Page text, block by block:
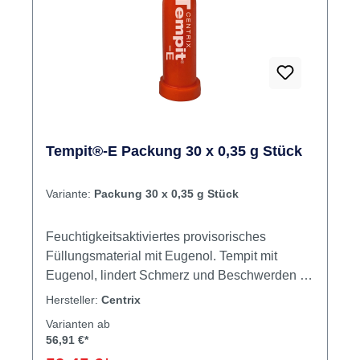
Tempit®-E Packung 30 x 0,35 g Stück
Variante: Packung 30 x 0,35 g Stück
Feuchtigkeitsaktiviertes provisorisches
Füllungsmaterial mit Eugenol. Tempit mit
Eugenol, lindert Schmerz und Beschwerden in
Milch- und bleibenden Zähnen. Lindernde
Füllungen, besonders in Fällen von reversibler
Hersteller: Centrix
Varianten ab
56,91 €*